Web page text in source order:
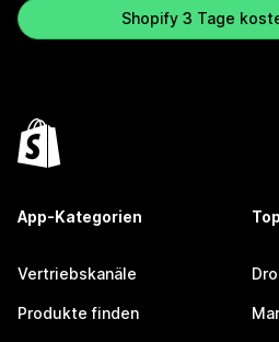
Shopify 3 Tage
App-Kategorien
Vertriebskanäle
Produkte finden